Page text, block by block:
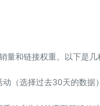
和链接权重。以下是几
（选择过去30天的数据